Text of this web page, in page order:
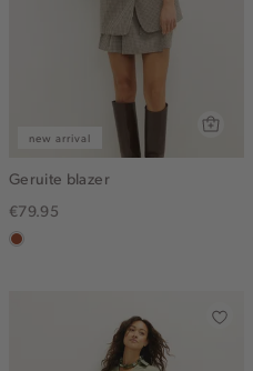
new arrival
Geruite blazer
€79.95
bruin